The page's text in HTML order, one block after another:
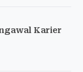
Karier